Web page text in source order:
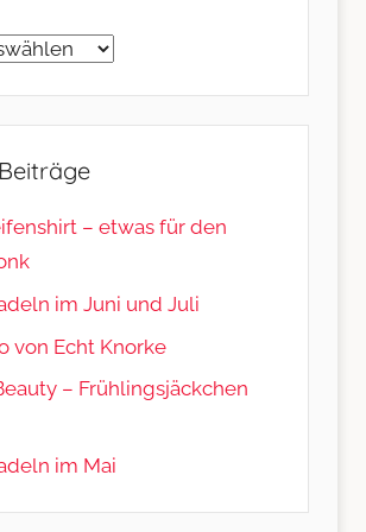
– etwas für den
im Juni und Juli
von Echt Knorke
– Frühlingsjäckchen
im Mai